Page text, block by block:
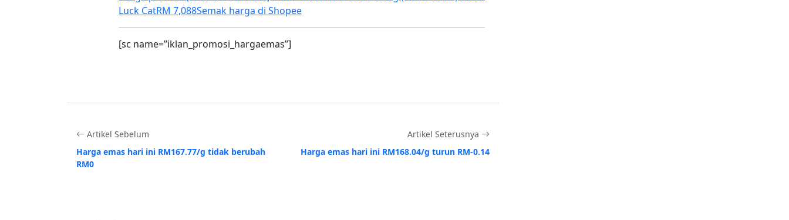
Luck CatRM 7,088Semak harga di Shopee
[sc name=”iklan_promosi_hargaemas”]
Artikel Sebelum
Harga emas hari ini RM167.77/g tidak berubah
RM0
Artikel Seterusnya
Harga emas hari ini RM168.04/g turun RM-0.14